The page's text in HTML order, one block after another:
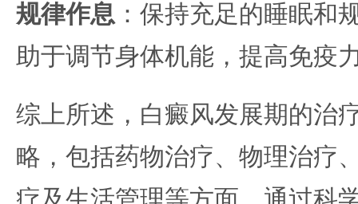
规律作息 ：保持充足的睡眠和
助于调节身体机能，提高免疫
综上所述，白癜风发展期的治
略，包括药物治疗、物理治疗